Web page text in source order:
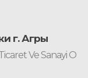
г. Агры
Ve Sanayi O